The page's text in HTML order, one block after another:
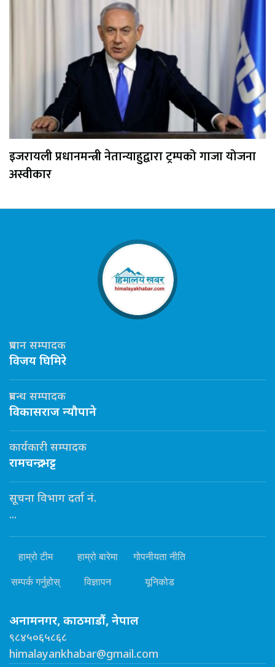
इजरायली प्रधानमन्त्री नेतान्याहुद्वारा ट्रम्पको गाजा योजना
अस्वीकार
प्रधान सम्पादक
विजय घिमिरे
प्रबन्ध सम्पादक
विकासराज न्यौपाने
कार्यकारी सम्पादक
रामचन्द्र भट्ट
सूचना विभाग दर्ता नं.
...
हाम्रो टीम हाम्रो बारेमा गोपनीयता नीति
सम्पर्क गर्नुहोस् विज्ञापन यूनिकोड
अनामनगर, काठमाडौं, नेपाल
९८४५०६५८६८
himalayankhabar@gmail.com